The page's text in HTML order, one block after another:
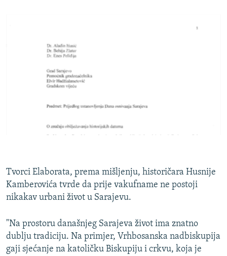
Tvorci Elaborata, prema mišljenju, historičara Husnije
Kamberovića tvrde da prije vakufname ne postoji
nikakav urbani život u Sarajevu.
"Na prostoru današnjeg Sarajeva život ima znatno
dublju tradiciju. Na primjer, Vrhbosanska nadbiskupija
gaji sjećanje na katoličku Biskupiju i crkvu, koja je